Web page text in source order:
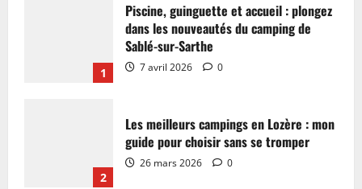
1
Piscine, guinguette et accueil : plongez
dans les nouveautés du camping de
Sablé-sur-Sarthe
7 avril 2026 0
2
Les meilleurs campings en Lozère : mon
guide pour choisir sans se tromper
26 mars 2026 0